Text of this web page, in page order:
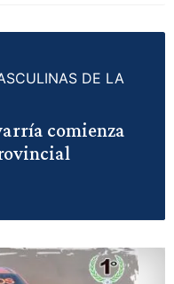
DE LA
comienza